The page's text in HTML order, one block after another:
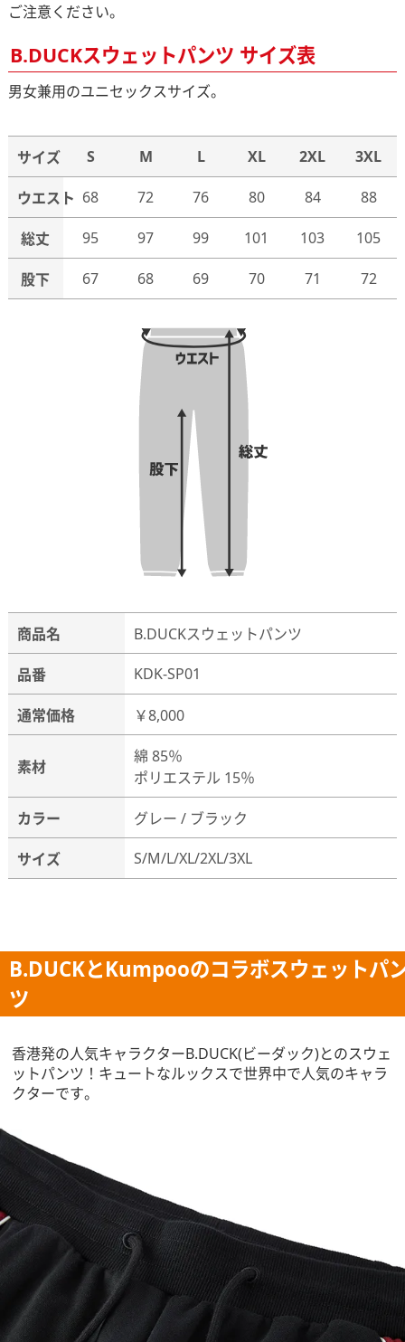
ご注意ください。
B.DUCKスウェットパンツ サイズ表
男女兼用のユニセックスサイズ。
サイズ S M L XL 2XL 3XL
ウエスト 68 72 76 80 84 88
総丈 95 97 99 101 103 105
股下 67 68 69 70 71 72
商品名 B.DUCKスウェットパンツ
品番 KDK-SP01
通常価格 ￥8,000
素材
綿 85％
ポリエステル 15％
カラー グレー / ブラック
サイズ S/M/L/XL/2XL/3XL
B.DUCKとKumpooのコラボスウェットパ
ツ
香港発の人気キャラクターB.DUCK(ビーダック)とのスウェ
ットパンツ！キュートなルックスで世界中で人気のキャラ
クターです。